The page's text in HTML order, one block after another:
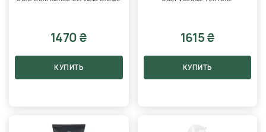
1470 ₴
КУПИТЬ
1615 ₴
КУПИТЬ